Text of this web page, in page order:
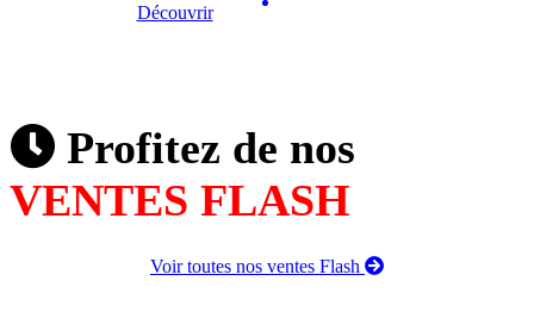
Découvrir
Profitez de nos
VENTES FLASH
Voir toutes nos ventes Flash